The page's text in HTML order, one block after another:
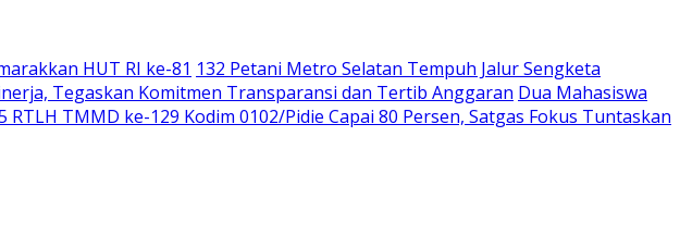
HUT RI ke-81 132 Petani Metro Selatan Tempuh Jalur Sengketa
Tegaskan Komitmen Transparansi dan Tertib Anggaran Dua Mahasiswa
RTLH TMMD ke-129 Kodim 0102/Pidie Capai 80 Persen, Satgas Fokus Tuntaskan